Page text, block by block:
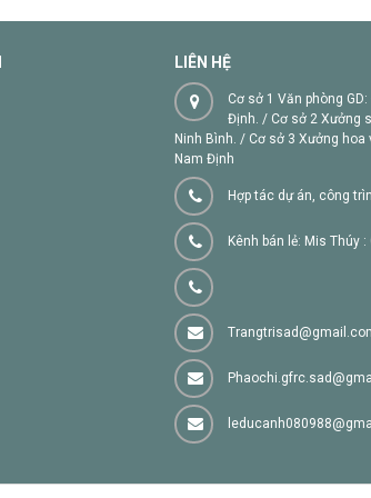
LIÊN HỆ
Cơ sở 1 Văn phòng
Định. / Cơ sở 2 Xưởng
Ninh Bình. / Cơ sở 3 Xưởng hoa
Nam Định
Hợp tác dự án, công
Kênh bán lẻ: Mis Thúy